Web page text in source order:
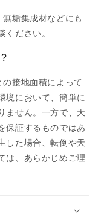
垢集成材などにも
ださい。
接地面積によって
境において、簡単に
ません。一方で、天
保証するものではあ
した場合、転倒や天
は、あらかじめご理